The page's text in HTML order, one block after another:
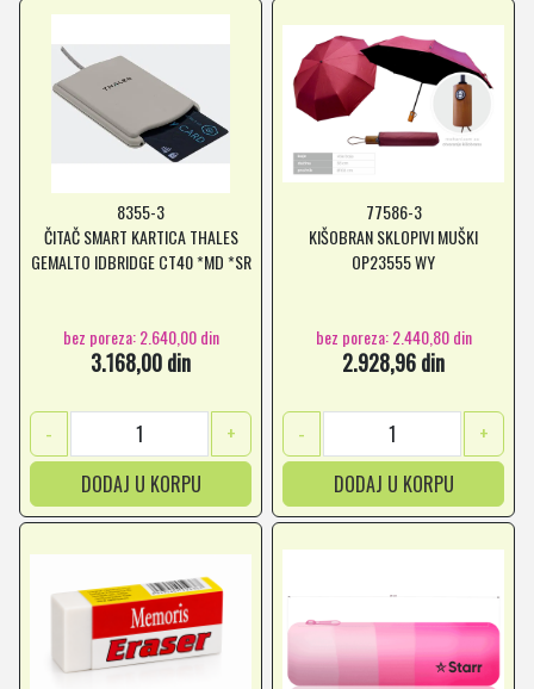
8355-3
ČITAČ SMART KARTICA THALES
GEMALTO IDBRIDGE CT40 *MD *SR
bez poreza: 2.640,00 din
3.168,00 din
-
+
DODAJ U KORPU
77586-3
KIŠOBRAN SKLOPIVI MUŠKI
OP23555 WY
bez poreza: 2.440,80 din
2.928,96 din
-
+
DODAJ U KORPU